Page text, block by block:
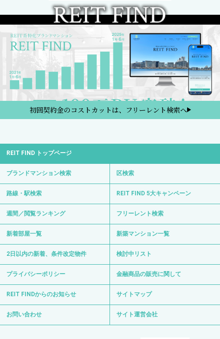
初回契約金のコストカットは、フリーレント検索へ
REIT FIND トップページ
ブランドマンション検索 区検索
路線・駅検索 REIT FIND 5大キャンペーン
週間／閲覧ランキング フリーレント検索
新着部屋一覧 新築マンション一覧
2日以内の新着、条件改定物件 検討中リスト
プライバシーポリシー 金融商品の販売に関して
REIT FINDからのお知らせ サイトマップ
お問い合わせ サイト運営会社